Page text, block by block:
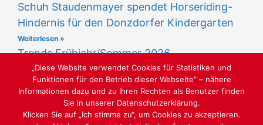
Schuh Staudenmayer spendet Horseriding-
Hindernis für den Donzdorfer Kindergarten
Weiterlesen »
Trends Frühjahr/Sommer 2026
Weiterlesen »
„Diese Website verwendet Cookies für Statistiken und
Funktionen für den Betrieb dieser Webseite“ – nähere
Informationen dazu und zu Ihren Rechten als Benutzer finden
Sie in unserer Datenschutzerklärung.
Klicken Sie auf „Ich stimme zu“, um Cookies zu akzeptieren.